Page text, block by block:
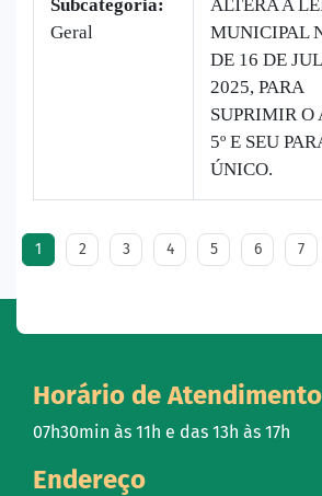
Subcategoria:
Geral
ALTERA A LEI
MUNICIPAL
DE 16 DE
2025, PARA
SUPRIMIR O
5º E SEU
ÚNICO.
1 2 3 4 5 6 7
Horário de Atendimento
07h30min às 11h e das 13h às 17h
Endereço